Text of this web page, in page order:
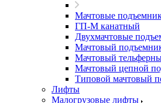
Мачтовые
ГП-М канатный
Двухмачтовые
Мачтовый
Мачтовый
Мачтовый цепной
Типовой мачтовый
Лифты
Малогрузовые лифты